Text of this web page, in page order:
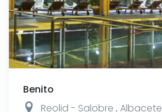
Benito
Reolid - Salobre , Albacete